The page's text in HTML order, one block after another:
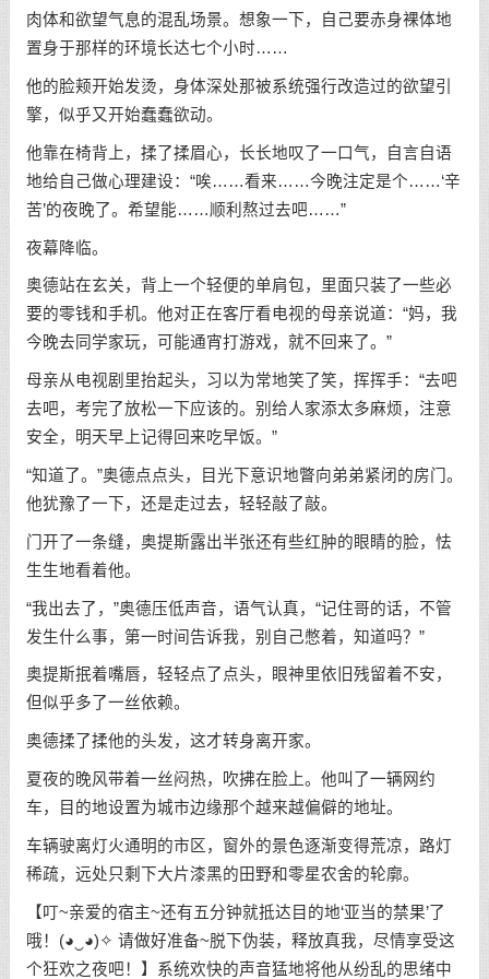
肉体和欲望气息的混乱场景。想象一下，自己要赤身裸体地
置身于那样的环境长达七个小时……
他的脸颊开始发烫，身体深处那被系统强行改造过的欲望引
擎，似乎又开始蠢蠢欲动。
他靠在椅背上，揉了揉眉心，长长地叹了一口气，自言自语
地给自己做心理建设：“唉……看来……今晚注定是个……‘辛
苦’的夜晚了。希望能……顺利熬过去吧……”
夜幕降临。
奥德站在玄关，背上一个轻便的单肩包，里面只装了一些必
要的零钱和手机。他对正在客厅看电视的母亲说道：“妈，我
今晚去同学家玩，可能通宵打游戏，就不回来了。”
母亲从电视剧里抬起头，习以为常地笑了笑，挥挥手：“去吧
去吧，考完了放松一下应该的。别给人家添太多麻烦，注意
安全，明天早上记得回来吃早饭。”
“知道了。”奥德点点头，目光下意识地瞥向弟弟紧闭的房门。
他犹豫了一下，还是走过去，轻轻敲了敲。
门开了一条缝，奥提斯露出半张还有些红肿的眼睛的脸，怯
生生地看着他。
“我出去了，”奥德压低声音，语气认真，“记住哥的话，不管
发生什么事，第一时间告诉我，别自己憋着，知道吗？”
奥提斯抿着嘴唇，轻轻点了点头，眼神里依旧残留着不安，
但似乎多了一丝依赖。
奥德揉了揉他的头发，这才转身离开家。
夏夜的晚风带着一丝闷热，吹拂在脸上。他叫了一辆网约
车，目的地设置为城市边缘那个越来越偏僻的地址。
车辆驶离灯火通明的市区，窗外的景色逐渐变得荒凉，路灯
稀疏，远处只剩下大片漆黑的田野和零星农舍的轮廓。
【叮~亲爱的宿主~还有五分钟就抵达目的地‘亚当的禁果’了
哦！(◕‿◕)✧ 请做好准备~脱下伪装，释放真我，尽情享受这
个狂欢之夜吧！】系统欢快的声音猛地将他从纷乱的思绪中